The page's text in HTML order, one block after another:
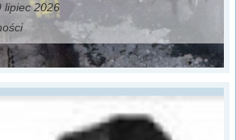
lipiec 2026